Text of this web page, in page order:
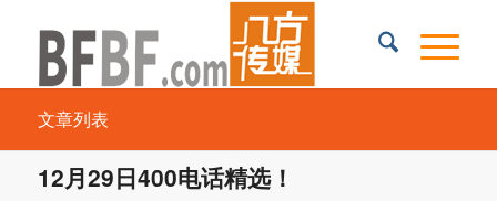
文章列表
12月29日400电话精选！